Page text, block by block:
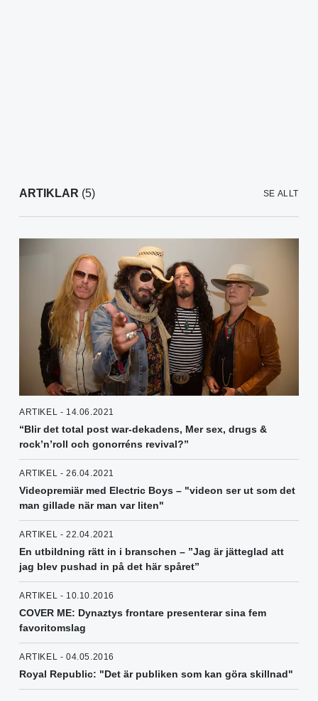
ARTIKLAR (5) SE ALLT
ARTIKEL - 14.06.2021
“Blir det total post war-dekadens, Mer sex, drugs &
rock’n’roll och gonorréns revival?”
ARTIKEL - 26.04.2021
Videopremiär med Electric Boys – "videon ser ut som det
man gillade när man var liten"
ARTIKEL - 22.04.2021
En utbildning rätt in i branschen – ”Jag är jätteglad att
jag blev pushad in på det här spåret”
ARTIKEL - 10.10.2016
COVER ME: Dynaztys frontare presenterar sina fem
favoritomslag
ARTIKEL - 04.05.2016
Royal Republic: "Det är publiken som kan göra skillnad"